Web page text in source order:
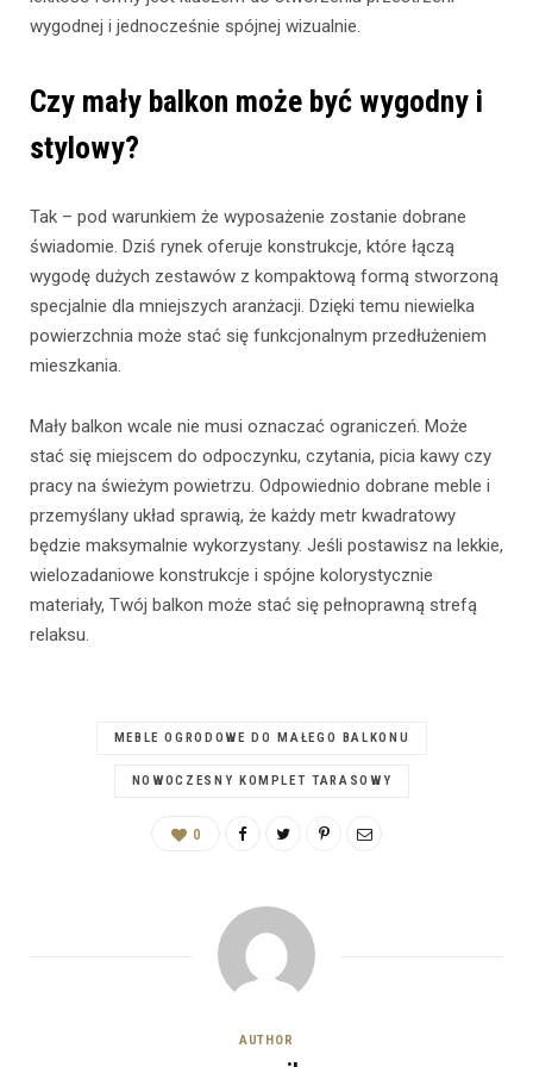
wygodnej i jednocześnie spójnej wizualnie.
Czy mały balkon może być wygodny i
stylowy?
Tak – pod warunkiem że wyposażenie zostanie dobrane
świadomie. Dziś rynek oferuje konstrukcje, które łączą
wygodę dużych zestawów z kompaktową formą stworzoną
specjalnie dla mniejszych aranżacji. Dzięki temu niewielka
powierzchnia może stać się funkcjonalnym przedłużeniem
mieszkania.
Mały balkon wcale nie musi oznaczać ograniczeń. Może
stać się miejscem do odpoczynku, czytania, picia kawy czy
pracy na świeżym powietrzu. Odpowiednio dobrane meble i
przemyślany układ sprawią, że każdy metr kwadratowy
będzie maksymalnie wykorzystany. Jeśli postawisz na lekkie,
wielozadaniowe konstrukcje i spójne kolorystycznie
materiały, Twój balkon może stać się pełnoprawną strefą
relaksu.
MEBLE OGRODOWE DO MAŁEGO BALKONU
NOWOCZESNY KOMPLET TARASOWY
0
AUTHOR